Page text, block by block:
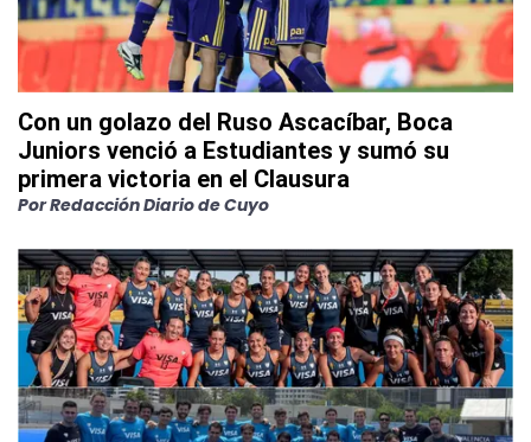
Con un golazo del Ruso Ascacíbar, Boca
Juniors venció a Estudiantes y sumó su
primera victoria en el Clausura
PorRedacción Diario de Cuyo